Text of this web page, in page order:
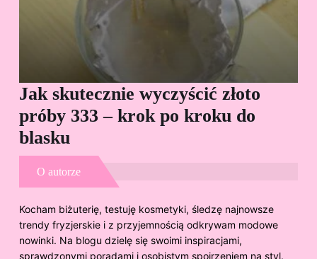
Jak skutecznie wyczyścić złoto
próby 333 – krok po kroku do
blasku
O autorze
Kocham biżuterię, testuję kosmetyki, śledzę najnowsze
trendy fryzjerskie i z przyjemnością odkrywam modowe
nowinki. Na blogu dzielę się swoimi inspiracjami,
sprawdzonymi poradami i osobistym spojrzeniem na styl.